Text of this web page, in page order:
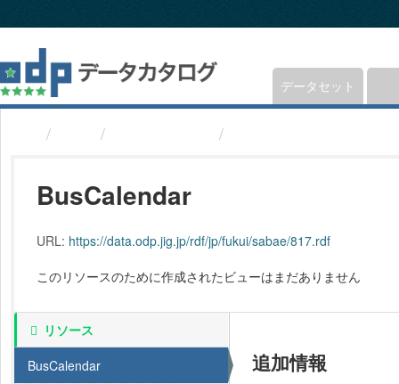
キ
プ
し
て
データセット
BusCalendar
URL: https://data.odp.jig.jp/rdf/jp/fukui/sabae/817.rdf
このリソースのために作成されたビューはまだありません
リソース
BusCalendar
追加情報